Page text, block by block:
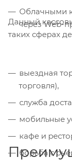
Облачными
через Web-
Данный
таких сферах
выездная
торговля),
служба
мобильные
кафе и
борьба с